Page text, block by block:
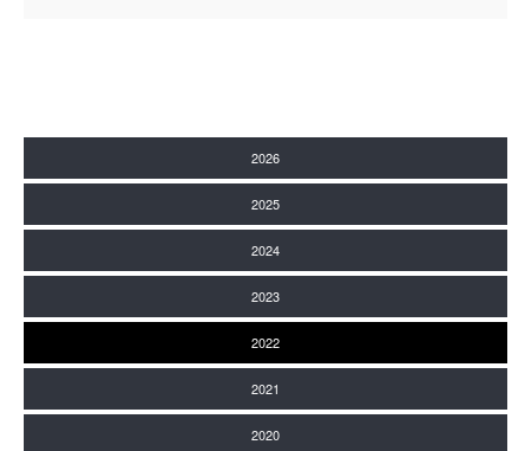
2026
2025
2024
2023
2022
2021
2020